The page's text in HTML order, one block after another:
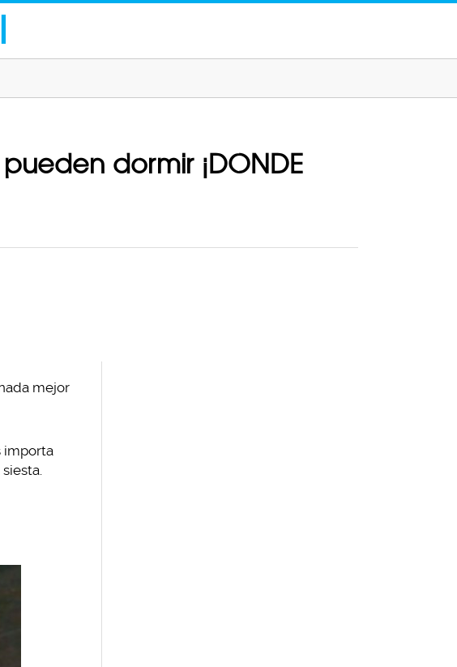
dormir ¡DONDE
mejor
importa